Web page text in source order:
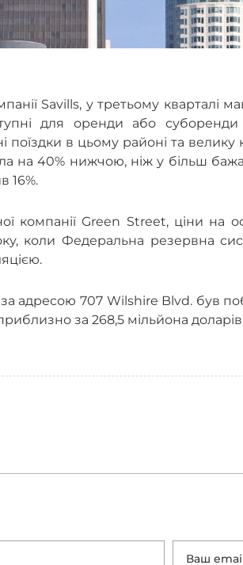
Savills, у третьому кварталі
для оренди або суборенди
поїздки в цьому районі та велику
на 40% нижчою, ніж у більш
16%.
компанії Green Street, ціни на
коли Федеральна резервна
адресою 707 Wilshire Blvd. був
за 268,5 мільйона